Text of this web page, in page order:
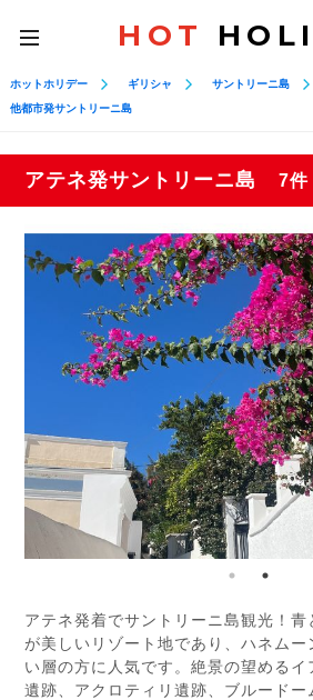
toggle
navigation
HOT
ホットホリデー ギリシャ
サントリーニ島
他都市発サントリーニ島
アテネ発サントリーニ島 7件
アテネ発着でサントリーニ島観光！青
が美しいリゾート地であり、ハネム
い層の方に人気です。絶景の望めるイ
遺跡、アクロティリ遺跡、ブルードー